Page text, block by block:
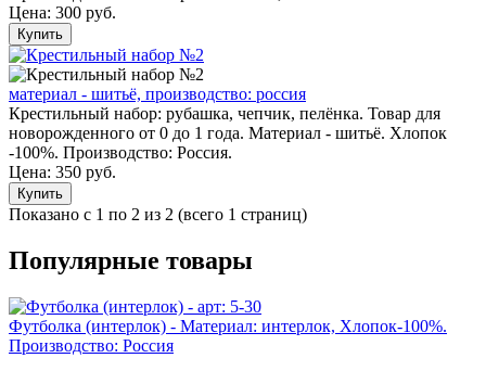
Цена: 300 руб.
Купить
материал - шитьё, производство: россия
Крестильный набор: рубашка, чепчик, пелёнка. Товар для
новорожденного от 0 до 1 года. Материал - шитьё. Хлопок
-100%. Производство: Россия.
Цена: 350 руб.
Купить
Показано с 1 по 2 из 2 (всего 1 страниц)
Популярные товары
Футболка (интерлок) - Материал: интерлок, Хлопок-100%.
Производство: Россия